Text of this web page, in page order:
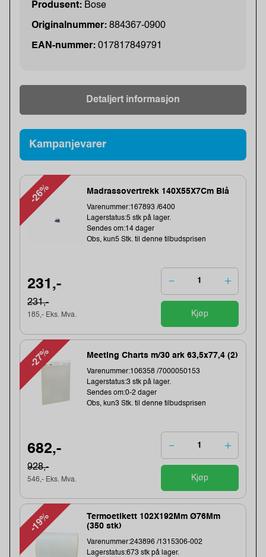
Produsent: Bose
Originalnummer: 884367-0900
EAN-nummer: 017817849791
Detaljert informasjon
Kampanjevarer
-26% Madrassovertrekk 140X55X7Cm Blå
Varenummer:167893 /6400
Lagerstatus:5 stk på lager.
Sendes om:14 dager
Obs, kun5 Stk. til denne tilbudsprisen
231,-
231,-
185,- Eks. Mva. Kjøp
-27% Meeting Charts m/30 ark 63,5x77,4 (2)
Varenummer:106358 /7000050153
Lagerstatus:3 stk på lager.
Sendes om:0-2 dager
Obs, kun3 Stk. til denne tilbudsprisen
682,-
928,-
546,- Eks. Mva. Kjøp
-19%
Termoetikett 102X192Mm Ø76Mm
(350 stk)
Varenummer:243896 /1315306-002
Lagerstatus:673 stk på lager.